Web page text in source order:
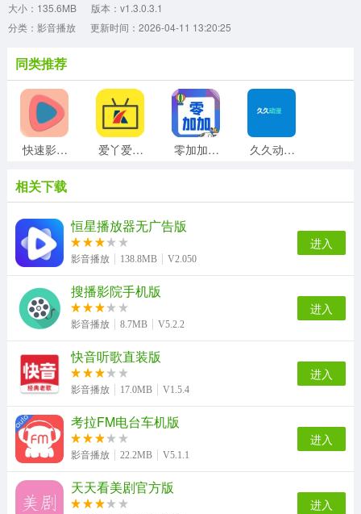
大小：135.6MB
版本：v1.3.0.3.1
分类：影音播放
更新时间：2026-04-11 13:20:25
同类推荐
快速影视播放器无广告版 爱丫爱丫影院手机正版 零加加安卓免费版 久久动漫免费版
风车动漫p安卓免费版 picrew免费版
云帆优行司机端正版 ChicCam正版
Shazam手机最新版 青苹果影院安卓免费版
萌萌脸免费版
相关下载
恒星播放器无广告版
影音播放 138.8MB V2.050
进入
搜播影院手机版
影音播放 8.7MB V5.2.2
进入
快音听歌直装版
影音播放 17.0MB V1.5.4
进入
考拉FM电台车机版
影音播放 22.2MB V5.1.1
进入
天天看美剧官方版
进入